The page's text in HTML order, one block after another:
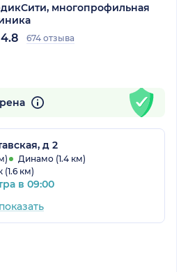
многопрофильная
4.8 674 отзыва
д 2
Динамо (1.4 км)
(1.6 км)
в 09:00
показать